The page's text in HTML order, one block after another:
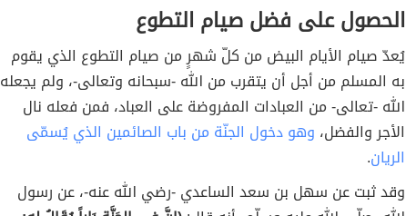
الحصول على فضل صيام التطوع
يُعدّ صيام الأيام البيض من كلّ شهرٍ من صيام التطوع الذي يقوم
به المسلم من أجل أن يتقرب من الله -سبحانه وتعالى-، ولم يجعله
الله -تعالى- من العبادات المفروضة على العباد، فمن فعله نال
الأجر والفضل، وهو دخول الجنّة من باب الصائمين الذي يُسمّى
الريان.
وقد ثبت عن سهل بن سعد الساعدي -رضي الله عنه-، عن رسول